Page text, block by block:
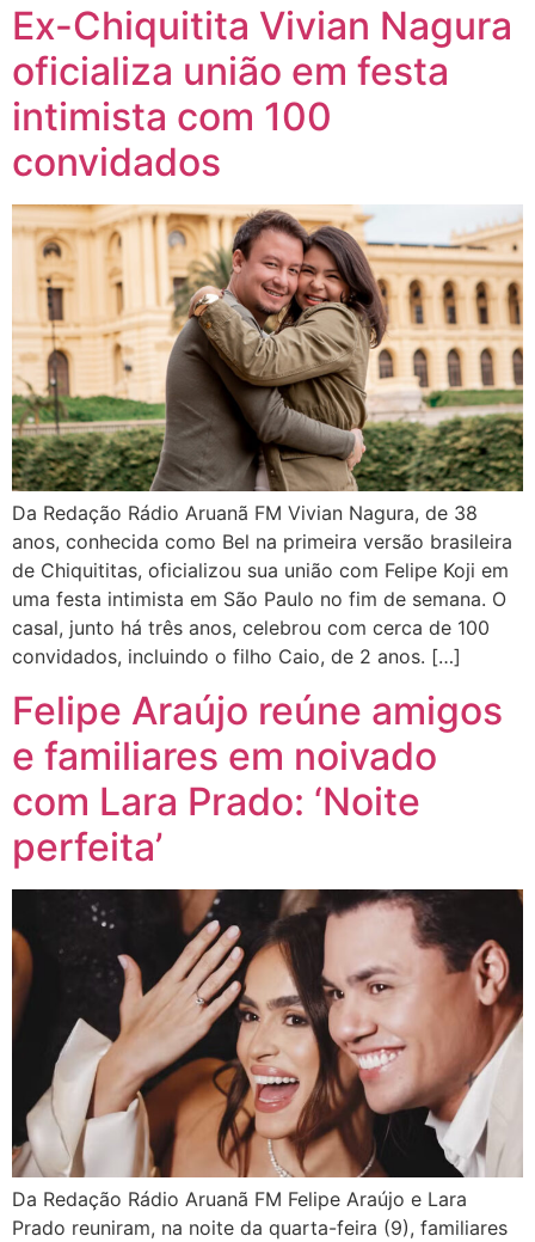
Ex-Chiquitita Vivian Nagura
oficializa união em festa
intimista com 100
convidados
Da Redação Rádio Aruanã FM Vivian Nagura, de 38
anos, conhecida como Bel na primeira versão brasileira
de Chiquititas, oficializou sua união com Felipe Koji em
uma festa intimista em São Paulo no fim de semana. O
casal, junto há três anos, celebrou com cerca de 100
convidados, incluindo o filho Caio, de 2 anos. […]
Felipe Araújo reúne amigos
e familiares em noivado
com Lara Prado: ‘Noite
perfeita’
Da Redação Rádio Aruanã FM Felipe Araújo e Lara
Prado reuniram, na noite da quarta-feira (9), familiares